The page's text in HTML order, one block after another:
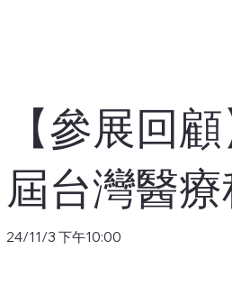
【參展回
屆台灣醫
24/11/3 下午10:00